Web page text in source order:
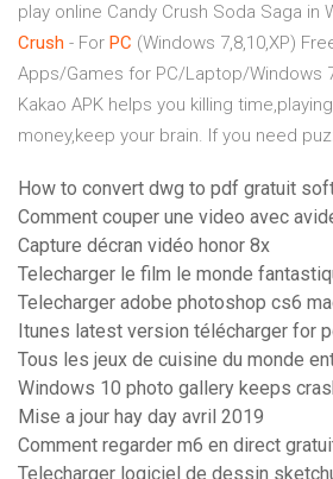
play online Candy Crush Soda Saga in
Crush - For PC (Windows 7,8,10,XP)
Apps/Games for PC/Laptop/Windows
Kakao APK helps you killing
money,keep your brain. If you need
How to convert dwg to pdf gratuit
Comment couper une video avec
Capture décran vidéo honor 8x
Telecharger le film le monde
Telecharger adobe photoshop cs6
Itunes latest version télécharger for
Tous les jeux de cuisine du monde
Windows 10 photo gallery keeps
Mise a jour hay day avril 2019
Comment regarder m6 en direct
Telecharger logiciel de dessin